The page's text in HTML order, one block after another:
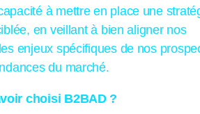
à mettre en place une
en veillant à bien aligner nos
enjeux spécifiques de nos
du marché.
choisi B2BAD ?